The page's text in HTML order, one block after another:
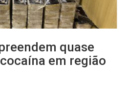
quase
em região